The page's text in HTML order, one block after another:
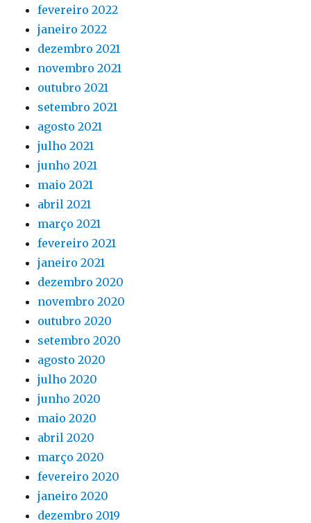
fevereiro 2022
janeiro 2022
dezembro 2021
novembro 2021
outubro 2021
setembro 2021
agosto 2021
julho 2021
junho 2021
maio 2021
abril 2021
março 2021
fevereiro 2021
janeiro 2021
dezembro 2020
novembro 2020
outubro 2020
setembro 2020
agosto 2020
julho 2020
junho 2020
maio 2020
abril 2020
março 2020
fevereiro 2020
janeiro 2020
dezembro 2019